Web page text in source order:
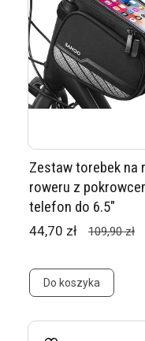
Zestaw torebek na
roweru z
telefon do 6.5"
44,70 zł 109,90 zł
Do koszyka